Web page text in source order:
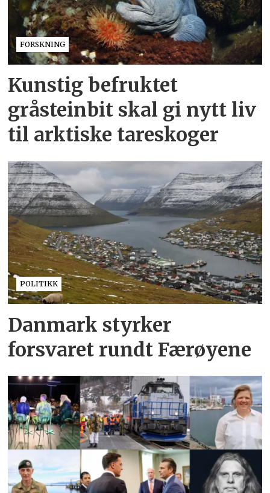
FORSKNING
Kunstig befruktet
gråsteinbit skal gi nytt liv
til arktiske tareskoger
POLITIKK
Danmark styrker
forsvaret rundt Færøyene